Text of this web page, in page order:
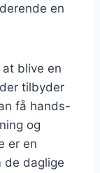
en
blive en
tilbyder
få hands-
og
er en
daglige